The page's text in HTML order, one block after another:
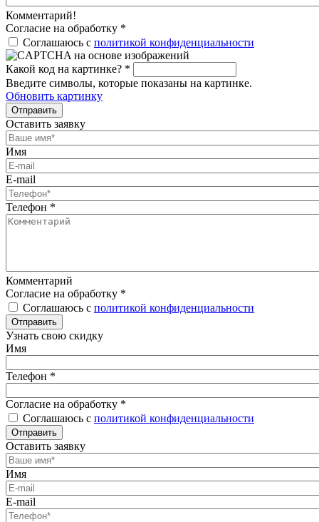
Комментарий!
Согласие на обработку *
Соглашаюсь с политикой конфиденциальности
Какой код на картинке? *
Введите символы, которые показаны на картинке.
Обновить картинку
Отправить
Оставить заявку
Имя
E-mail
Телефон *
Комментарий
Согласие на обработку *
Соглашаюсь с политикой конфиденциальности
Отправить
Узнать свою скидку
Имя
Телефон *
Согласие на обработку *
Соглашаюсь с политикой конфиденциальности
Отправить
Оставить заявку
Имя
E-mail